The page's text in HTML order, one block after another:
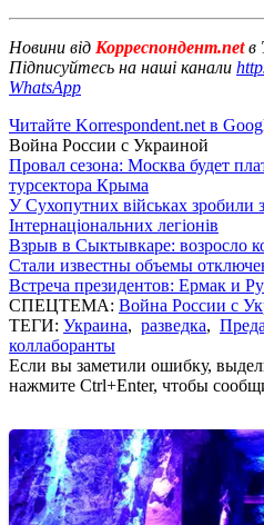
Новини від Корреспондент.netв
Підписуйтесь на наші канали
WhatsApp
Читайте Korrespondent.net в
Война России с Украиной
Провал сезона: Москва будет
турсектора Крыма
У Сухопутних військах зробили
Інтернаціональних легіонів
Взрыв в Сыктывкаре: возросло
Стали известны объемы
Встреча президентов: Ермак и
СПЕЦТЕМА: Война России с
ТЕГИ: Украина, разведка,
коллаборанты
Если вы заметили ошибку,
нажмите Ctrl+Enter, чтобы